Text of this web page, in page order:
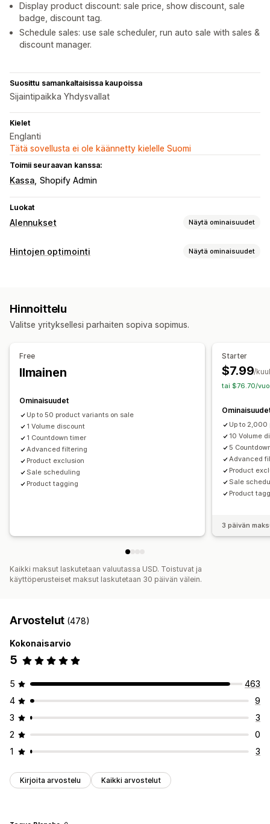
Display product discount: sale price, show discount, sale
badge, discount tag.
Schedule sales: use sale scheduler, run auto sale with sales &
discount manager.
Suosittu samankaltaisissa kaupoissa
Sijaintipaikka Yhdysvallat
Kielet
Englanti
Tätä sovellusta ei ole käännetty kielelle Suomi
Toimii seuraavan kanssa:
Kassa Shopify Admin
Luokat
Alennukset Näytä ominaisuudet
Alennustyypit
Kassa-alennukset
Rajoitetun ajan tarjoukset
Ajastimet
Alennusten hallinnointi
Käynnistimet ja säännöt
Tunnisteet
Suodatus
Hintojen optimointi Näytä ominaisuudet
Kiinteät alennukset
Porrastetut alennukset Mukautettu hinnoittelu
Ajastaminen
Palauta hinnoittelu
Hinnoittelu
Valitse yrityksellesi parhaiten sopiva sopimus.
Free
Ilmainen
Ominaisuudet
Up to 50 product variants on sale
1 Volume discount
1 Countdown timer
Advanced filtering
Product exclusion
Sale scheduling
Product tagging
Starter
$7.99/
tai $76.70/
Up to 2,000
10 Volume
5
Advanced
Product
Sale
Product
3 päivän
Kaikki maksut laskutetaan valuutassa USD. Toistuvat ja
käyttöperusteiset maksut laskutetaan 30 päivän välein.
Arvostelut (478)
Kokonaisarvio
5
5
463
4
9
3
3
2
0
1
3
Kirjoita arvostelu Kaikki arvostelut